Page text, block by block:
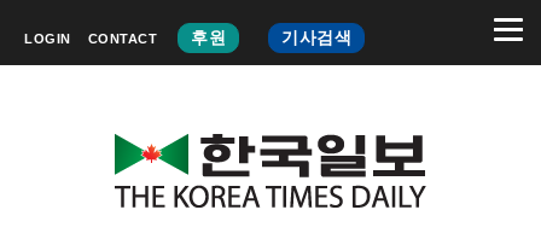
LOGIN CONTACT 후원 기사검색